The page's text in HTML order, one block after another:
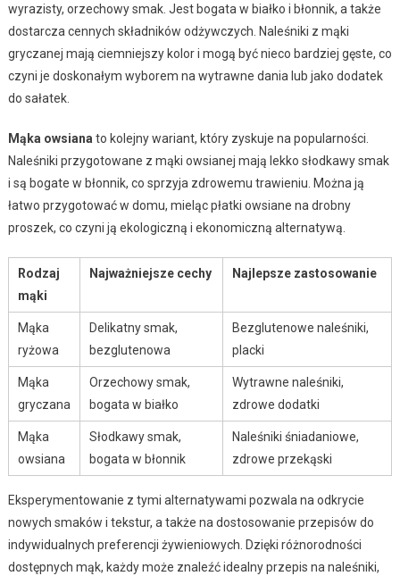
wyrazisty, orzechowy smak. Jest bogata w białko i błonnik, a także
dostarcza cennych składników odżywczych. Naleśniki z mąki
gryczanej mają ciemniejszy kolor i mogą być nieco bardziej gęste, co
czyni je doskonałym wyborem na wytrawne dania lub jako dodatek
do sałatek.
Mąka owsiana to kolejny wariant, który zyskuje na popularności.
Naleśniki przygotowane z mąki owsianej mają lekko słodkawy smak
i są bogate w błonnik, co sprzyja zdrowemu trawieniu. Można ją
łatwo przygotować w domu, mieląc płatki owsiane na drobny
proszek, co czyni ją ekologiczną i ekonomiczną alternatywą.
Rodzaj
mąki
Najważniejsze cechy Najlepsze zastosowanie
Mąka
ryżowa
Delikatny smak,
bezglutenowa
Bezglutenowe naleśniki,
placki
Mąka
gryczana
Orzechowy smak,
bogata w białko
Wytrawne naleśniki,
zdrowe dodatki
Mąka
owsiana
Słodkawy smak,
bogata w błonnik
Naleśniki śniadaniowe,
zdrowe przekąski
Eksperymentowanie z tymi alternatywami pozwala na odkrycie
nowych smaków i tekstur, a także na dostosowanie przepisów do
indywidualnych preferencji żywieniowych. Dzięki różnorodności
dostępnych mąk, każdy może znaleźć idealny przepis na naleśniki,